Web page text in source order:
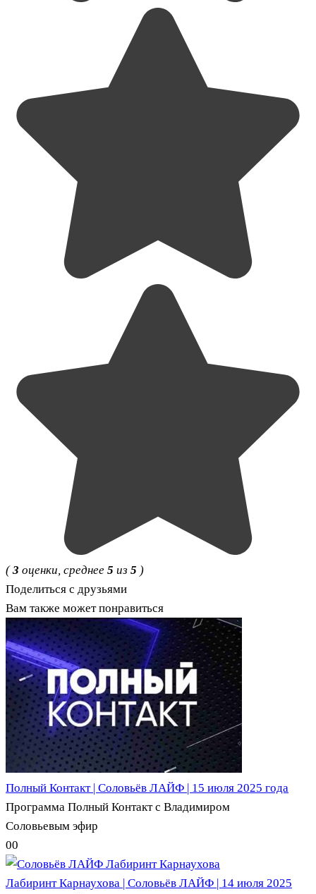
(3 оценки, среднее 5 из 5 )
Поделиться с друзьями
Вам также может понравиться
Полный Контакт | Соловьёв ЛАЙФ | 15 июля 2025 года
Программа Полный Контакт с Владимиром
Соловьевым эфир
00
Лабиринт Карнаухова | Соловьёв ЛАЙФ | 14 июля 2025